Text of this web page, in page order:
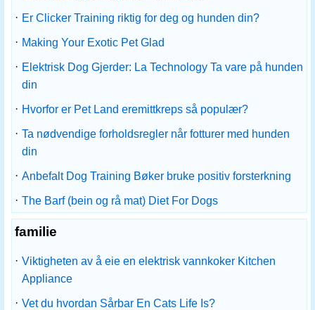
· Er Clicker Training riktig for deg og hunden din?
· Making Your Exotic Pet Glad
· Elektrisk Dog Gjerder: La Technology Ta vare på hunden
din
· Hvorfor er Pet Land eremittkreps så populær?
· Ta nødvendige forholdsregler når fotturer med hunden
din
· Anbefalt Dog Training Bøker bruke positiv forsterkning
· The Barf (bein og rå mat) Diet For Dogs
familie
· Viktigheten av å eie en elektrisk vannkoker Kitchen
Appliance
· Vet du hvordan Sårbar En Cats Life Is?